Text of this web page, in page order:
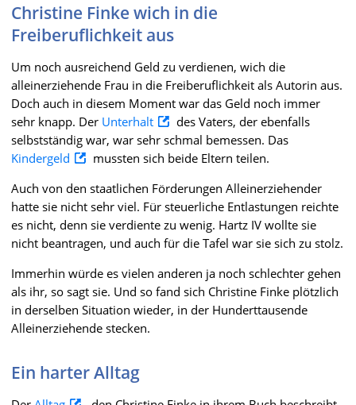
Christine Finke wich in die
Freiberuflichkeit aus
Um noch ausreichend Geld zu verdienen, wich die
alleinerziehende Frau in die Freiberuflichkeit als Autorin aus.
Doch auch in diesem Moment war das Geld noch immer
sehr knapp. Der Unterhalt
des Vaters, der ebenfalls
selbstständig war, war sehr schmal bemessen. Das
Kindergeld
mussten sich beide Eltern teilen.
Auch von den staatlichen Förderungen Alleinerziehender
hatte sie nicht sehr viel. Für steuerliche Entlastungen reichte
es nicht, denn sie verdiente zu wenig. Hartz IV wollte sie
nicht beantragen, und auch für die Tafel war sie sich zu stolz.
Immerhin würde es vielen anderen ja noch schlechter gehen
als ihr, so sagt sie. Und so fand sich Christine Finke plötzlich
in derselben Situation wieder, in der Hunderttausende
Alleinerziehende stecken.
Ein harter Alltag